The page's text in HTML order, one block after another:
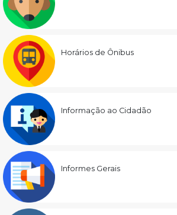
Horários de Ônibus
Informação ao Cidadão
Informes Gerais